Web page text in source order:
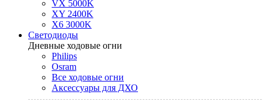
VX 5000K
XY 2400K
X6 3000K
Светодиоды
Дневные ходовые огни
Philips
Osram
Все ходовые огни
Аксессуары для ДХО